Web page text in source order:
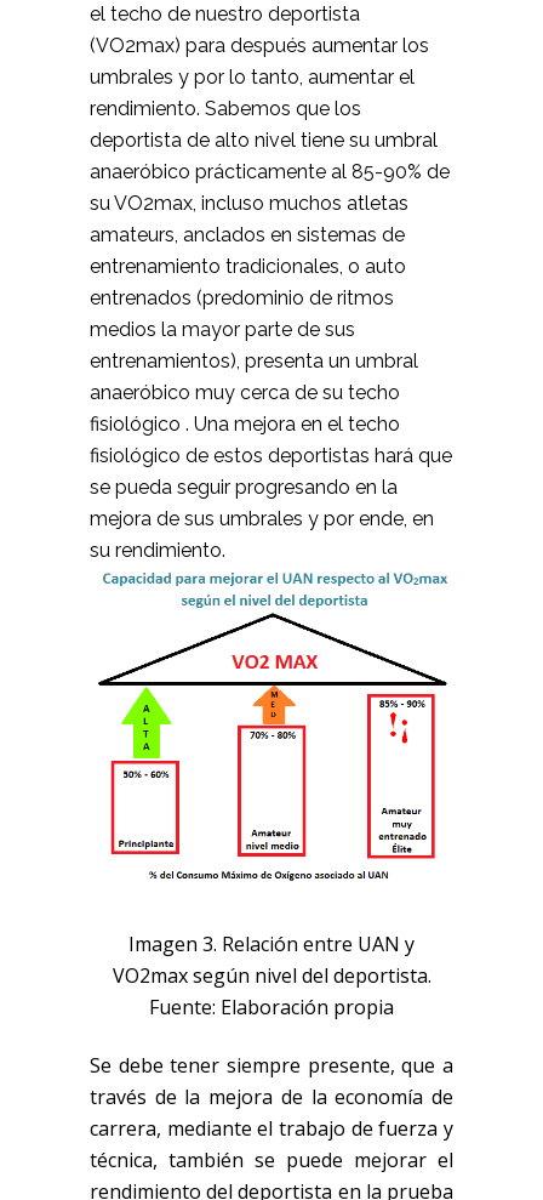
el techo de nuestro deportista
(VO2max) para después aumentar los
umbrales y por lo tanto, aumentar el
rendimiento. Sabemos que los
deportista de alto nivel tiene su umbral
anaeróbico prácticamente al 85-90% de
su VO2max, incluso muchos atletas
amateurs, anclados en sistemas de
entrenamiento tradicionales, o auto
entrenados (predominio de ritmos
medios la mayor parte de sus
entrenamientos), presenta un umbral
anaeróbico muy cerca de su techo
fisiológico . Una mejora en el techo
fisiológico de estos deportistas hará que
se pueda seguir progresando en la
mejora de sus umbrales y por ende, en
su rendimiento.
Imagen 3. Relación entre UAN y
VO2max según nivel del deportista.
Fuente: Elaboración propia
Se debe tener siempre presente, que a
través de la mejora de la economía de
carrera, mediante el trabajo de fuerza y
técnica, también se puede mejorar el
rendimiento del deportista en la prueba